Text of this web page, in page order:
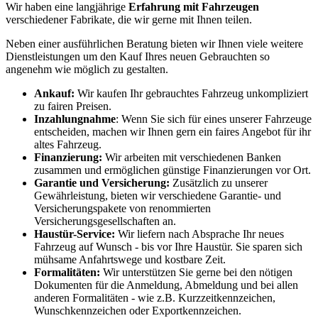
Wir haben eine langjährige Erfahrung mit Fahrzeugen
verschiedener Fabrikate, die wir gerne mit Ihnen teilen.
Neben einer ausführlichen Beratung bieten wir Ihnen viele weitere
Dienstleistungen um den Kauf Ihres neuen Gebrauchten so
angenehm wie möglich zu gestalten.
Ankauf: Wir kaufen Ihr gebrauchtes Fahrzeug unkompliziert
zu fairen Preisen.
Inzahlungnahme: Wenn Sie sich für eines unserer Fahrzeuge
entscheiden, machen wir Ihnen gern ein faires Angebot für ihr
altes Fahrzeug.
Finanzierung: Wir arbeiten mit verschiedenen Banken
zusammen und ermöglichen günstige Finanzierungen vor Ort.
Garantie und Versicherung: Zusätzlich zu unserer
Gewährleistung, bieten wir verschiedene Garantie- und
Versicherungspakete von renommierten
Versicherungsgesellschaften an.
Haustür-Service: Wir liefern nach Absprache Ihr neues
Fahrzeug auf Wunsch - bis vor Ihre Haustür. Sie sparen sich
mühsame Anfahrtswege und kostbare Zeit.
Formalitäten: Wir unterstützen Sie gerne bei den nötigen
Dokumenten für die Anmeldung, Abmeldung und bei allen
anderen Formalitäten - wie z.B. Kurzzeitkennzeichen,
Wunschkennzeichen oder Exportkennzeichen.